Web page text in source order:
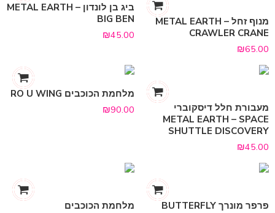
מנוף זחל METAL EARTH –
CRAWLER CRANE
₪65.00
ביג בן לונדון METAL EARTH –
BIG BEN
₪45.00
מעבורת חלל דיסקוברי
METAL EARTH – SPACE
SHUTTLE DISCOVERY
₪45.00
מלחמת הכוכבים RO U WING
₪90.00
פרפר מונרך BUTTERFLY
מלחמת הכוכבים